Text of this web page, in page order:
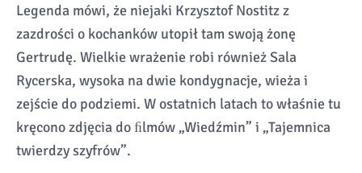
Legenda mówi, że niejaki Krzysztof Nostitz z
zazdrości o kochanków utopił tam swoją żonę
Gertrudę. Wielkie wrażenie robi również Sala
Rycerska, wysoka na dwie kondygnacje, wieża i
zejście do podziemi. W ostatnich latach to właśnie tu
kręcono zdjęcia do ﬁlmów „Wiedźmin” i „Tajemnica
twierdzy szyfrów”.